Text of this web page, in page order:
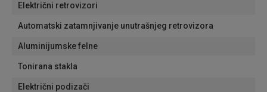
Električni retrovizori
Automatski zatamnjivanje unutrašnjeg retrovizora
Aluminijumske felne
Tonirana stakla
Električni podizači